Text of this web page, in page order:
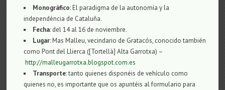
Monográfico: El paradigma de la autonomía y la
independència de Cataluña.
Fecha: del 14 al 16 de noviembre.
Lugar: Mas Malleu, vecindario de Gratacós, conocido también
como Pont del Llierca ([Tortellà] Alta Garrotxa) –
http://malleugarrotxa.blogspot.com.es
Transporte: tanto quienes disponéis de vehículo como
quienes no, es importante que os apuntéis al formulario para